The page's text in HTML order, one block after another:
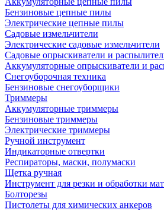
Бензиновые цепные пилы
Электрические цепные пилы
Садовые измельчители
Электрические садовые измельчители
Садовые опрыскиватели и
Аккумуляторные опрыскиватели и
Снегоуборочная техника
Бензиновые снегоуборщики
Триммеры
Аккумуляторные триммеры
Бензиновые триммеры
Электрические триммеры
Ручной инструмент
Индикаторные отвертки
Респираторы, маски, полумаски
Щетка ручная
Инструмент для резки и обработки
Болторезы
Пистолеты для химических анкеров